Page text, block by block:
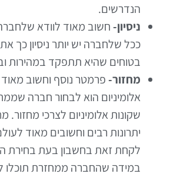
הנדרשים.
ניסיון-חשוב מאוד לוודא שלחברה
ככל שלחברה יש יותר ניסיון כך
בטוחים שהיא תתפקד במהירות
מחזור-פרמטר נוסף וחשוב
אלומיניום הוא לבחור חברה
שקונות אלומיניום לצרכי מחזור.
יתרונות רבים וחשובים מאוד
לקחת זאת בחשבון בעת בחירת
במידה שהחברה ממחזרת תוכלו